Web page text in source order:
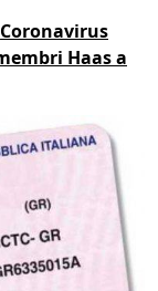
Coronavirus
Haas a